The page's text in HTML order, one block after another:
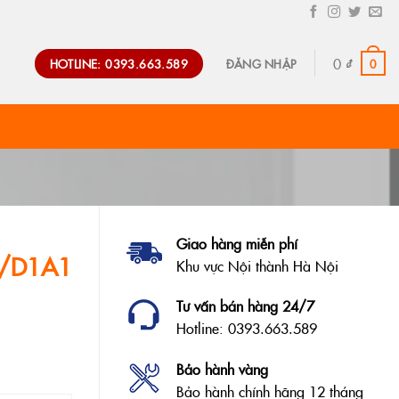
HOTLINE: 0393.663.589 ĐĂNG NHẬP 0 ₫ 0
Giao hàng miễn phí
Khu vực Nội thành Hà Nội
Tư vấn bán hàng 24/7
Hotline: 0393.663.589
Bảo hành vàng
Bảo hành chính hãng 12 tháng
D1A1